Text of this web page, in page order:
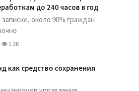
до 240 часов в год
около 90% граждан
1.3K
как средство сохранения